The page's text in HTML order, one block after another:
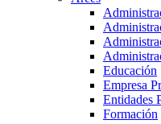
Educación
Empresa
Entidades
Formación